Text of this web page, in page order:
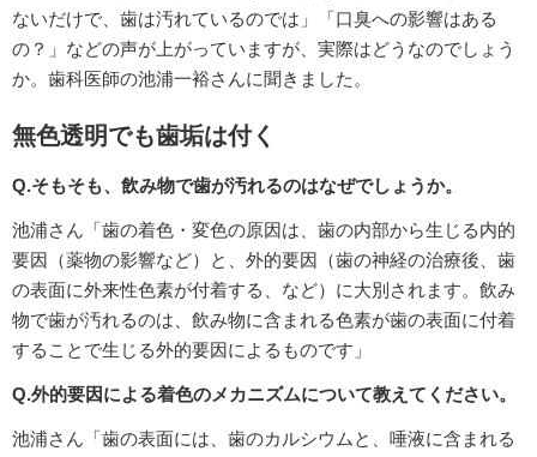
ないだけで、歯は汚れているのでは」「口臭への影響はある
の？」などの声が上がっていますが、実際はどうなのでしょう
か。歯科医師の池浦一裕さんに聞きました。
無色透明でも歯垢は付く
Q.そもそも、飲み物で歯が汚れるのはなぜでしょうか。
池浦さん「歯の着色・変色の原因は、歯の内部から生じる内的
要因（薬物の影響など）と、外的要因（歯の神経の治療後、歯
の表面に外来性色素が付着する、など）に大別されます。飲み
物で歯が汚れるのは、飲み物に含まれる色素が歯の表面に付着
することで生じる外的要因によるものです」
Q.外的要因による着色のメカニズムについて教えてください。
池浦さん「歯の表面には、歯のカルシウムと、唾液に含まれる